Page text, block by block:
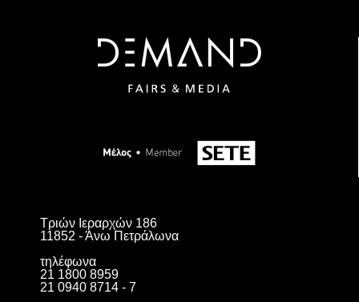
Τριών Ιεραρχών 186
11852 - Άνω Πετράλωνα
τηλέφωνα
21 1800 8959
21 0940 8714 - 7